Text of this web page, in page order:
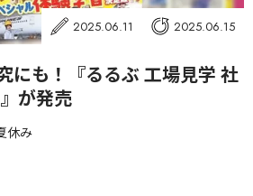
2025.06.11 2025.06.15
にも！『るるぶ 工場見学 社
が発売
休み